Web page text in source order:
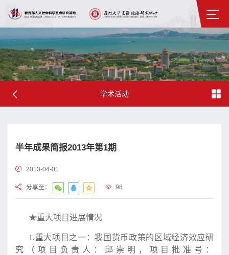
学术活动
半年成果简报2013年第1期
2013-04-01
分享至： 98
★重大项目进展情况
1.重大项目之一：我国货币政策的区域经济效应研
究（项目负责人：邱崇明，项目批准号：